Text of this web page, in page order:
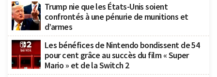
Trump nie que les États-Unis soient
confrontés à une pénurie de munitions et
d’armes
Les bénéfices de Nintendo bondissent de 54
pour cent grâce au succès du film « Super
Mario » et de la Switch 2